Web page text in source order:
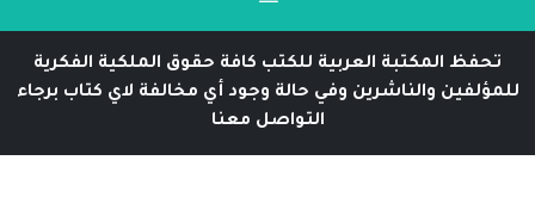
تحفظ المكتبة العربية للكتب كافة حقوق الملكية الفكرية
للمؤلفين والناشرين وفي حالة وجود أي مخالفة لاي كتاب برجاء
التواصل معنا